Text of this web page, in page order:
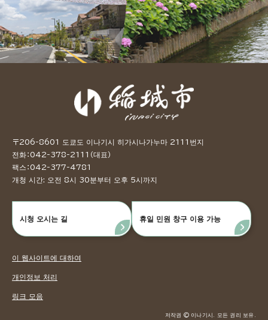
〒206-8601 도쿄도 이나기시 히가시나가누마 2111번지
전화：042-378-2111（대표）
팩스：042-377-4781
개청 시간: 오전 8시 30분부터 오후 5시까지
시청 오시는 길 휴일 민원 창구 이용 가능
이 웹사이트에 대하여
개인정보 처리
링크 모음
저작권 © 이나기시. 모든 권리 보유.